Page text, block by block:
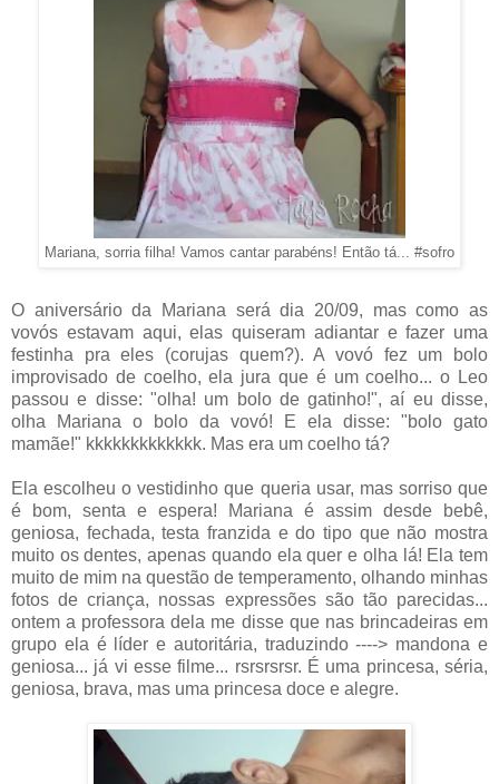
Mariana, sorria filha! Vamos cantar parabéns! Então tá... #sofro
O aniversário da Mariana será dia 20/09, mas como as
vovós estavam aqui, elas quiseram adiantar e fazer uma
festinha pra eles (corujas quem?). A vovó fez um bolo
improvisado de coelho, ela jura que é um coelho... o Leo
passou e disse: "olha! um bolo de gatinho!", aí eu disse,
olha Mariana o bolo da vovó! E ela disse: "bolo gato
mamãe!" kkkkkkkkkkkkk. Mas era um coelho tá?
Ela escolheu o vestidinho que queria usar, mas sorriso que
é bom, senta e espera! Mariana é assim desde bebê,
geniosa, fechada, testa franzida e do tipo que não mostra
muito os dentes, apenas quando ela quer e olha lá! Ela tem
muito de mim na questão de temperamento, olhando minhas
fotos de criança, nossas expressões são tão parecidas...
ontem a professora dela me disse que nas brincadeiras em
grupo ela é líder e autoritária, traduzindo ----> mandona e
geniosa... já vi esse filme... rsrsrsrsr. É uma princesa, séria,
geniosa, brava, mas uma princesa doce e alegre.